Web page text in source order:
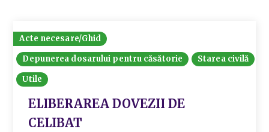
Acte necesare/Ghid
Depunerea dosarului pentru căsătorie
Starea civilă
Utile
ELIBERAREA DOVEZII DE
CELIBAT